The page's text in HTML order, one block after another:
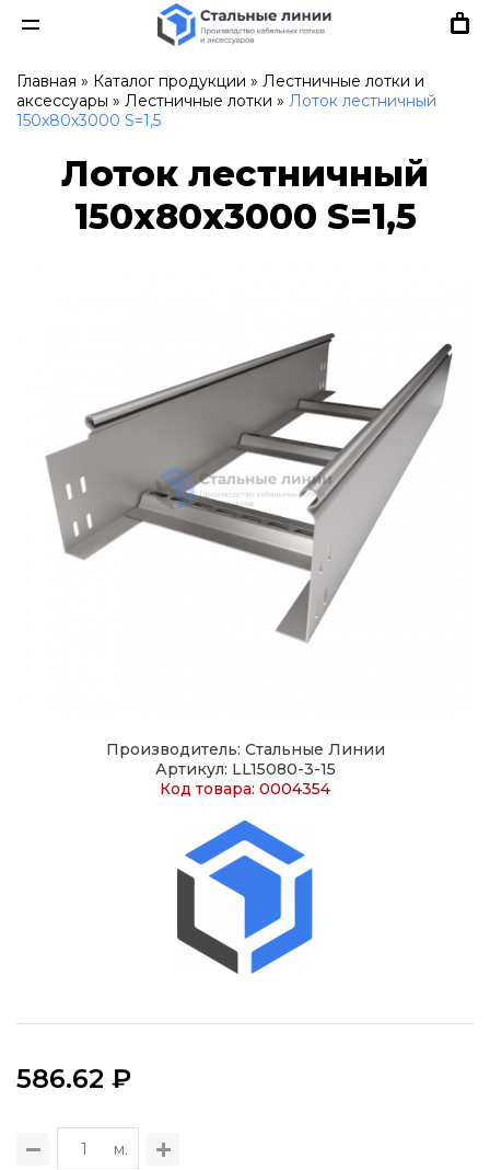
Главная » Каталог продукции » Лестничные лотки и
аксессуары » Лестничные лотки » Лоток лестничный
150х80х3000 S=1,5
Лоток лестничный
150х80х3000 S=1,5
Производитель: Стальные Линии
Артикул: LL15080-3-15
Код товара: 0004354
586.62 ₽
м.